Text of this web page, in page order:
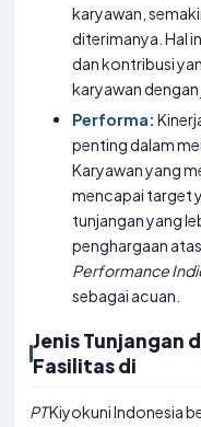
karyawan,
diterimanya. Hal
dan kontribusi
karyawan
Performa:
penting dalam
Karyawan yang
mencapai target
tunjangan yang
penghargaan
Performance
sebagai acuan.
Jenis Tunjangan
Fasilitas di
PTKiyokuni Indonesia